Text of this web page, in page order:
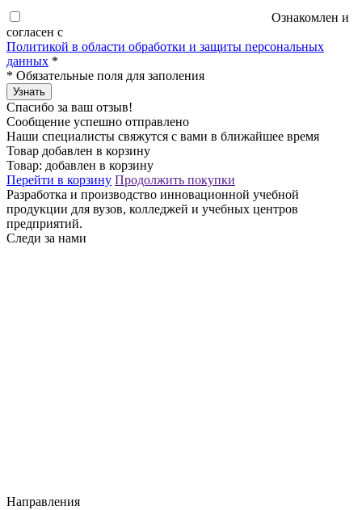
Ознакомлен и
согласен с
Политикой в области обработки и защиты персональных
данных *
* Обязательные поля для заполения
Узнать
Спасибо за ваш отзыв!
Сообщение успешно отправлено
Наши специалисты свяжутся с вами в ближайшее время
Товар добавлен в корзину
Товар: добавлен в корзину
Перейти в корзину Продолжить покупки
Разработка и производство инновационной учебной
продукции для вузов, колледжей и учебных центров
предприятий.
Следи за нами
Направления